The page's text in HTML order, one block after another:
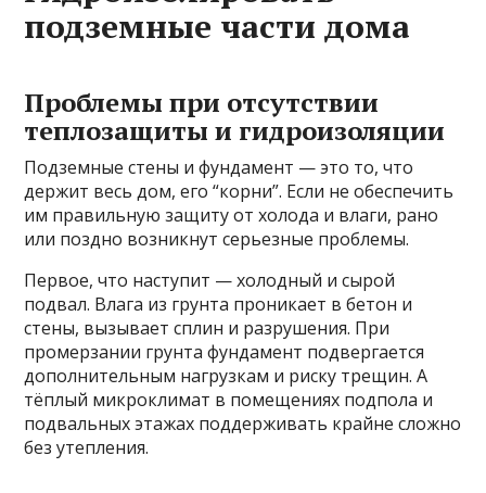
подземные части дома
Проблемы при отсутствии
теплозащиты и гидроизоляции
Подземные стены и фундамент — это то, что
держит весь дом, его “корни”. Если не обеспечить
им правильную защиту от холода и влаги, рано
или поздно возникнут серьезные проблемы.
Первое, что наступит — холодный и сырой
подвал. Влага из грунта проникает в бетон и
стены, вызывает сплин и разрушения. При
промерзании грунта фундамент подвергается
дополнительным нагрузкам и риску трещин. А
тёплый микроклимат в помещениях подпола и
подвальных этажах поддерживать крайне сложно
без утепления.